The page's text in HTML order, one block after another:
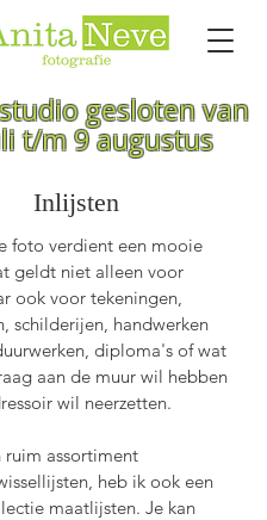
gesloten van
t/m 9 augustus
Inlijsten
foto verdient een mooie
geldt niet alleen voor
ook voor tekeningen,
schilderijen, handwerken
diploma's of wat
aan de muur wil hebben
wil neerzetten.
ruim assortiment
heb ik ook een
maatlijsten. Je kan